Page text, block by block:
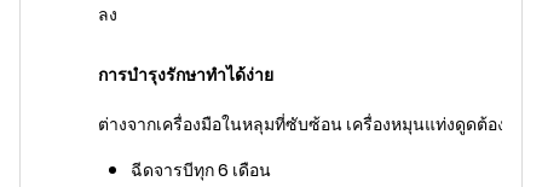
ลง
การบำรุงรักษาทำได้ง่าย
ต่างจากเครื่องมือในหลุมที่ซับซ้อน เครื่องหมุนแท่งดูดต้องการ
ฉีดจารบีทุก 6 เดือน